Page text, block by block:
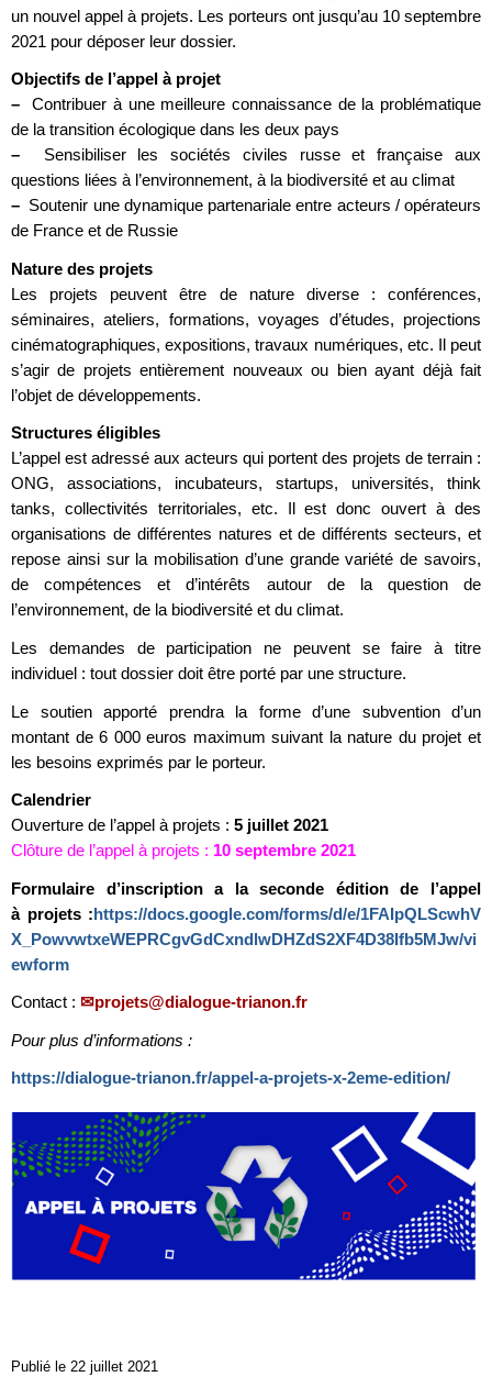
un nouvel appel à projets. Les porteurs ont jusqu’au 10 septembre
2021 pour déposer leur dossier.
Objectifs de l’appel à projet
– Contribuer à une meilleure connaissance de la problématique
de la transition écologique dans les deux pays
– Sensibiliser les sociétés civiles russe et française aux
questions liées à l’environnement, à la biodiversité et au climat
– Soutenir une dynamique partenariale entre acteurs / opérateurs
de France et de Russie
Nature des projets
Les projets peuvent être de nature diverse : conférences,
séminaires, ateliers, formations, voyages d’études, projections
cinématographiques, expositions, travaux numériques, etc. Il peut
s’agir de projets entièrement nouveaux ou bien ayant déjà fait
l’objet de développements.
Structures éligibles
L’appel est adressé aux acteurs qui portent des projets de terrain :
ONG, associations, incubateurs, startups, universités, think
tanks, collectivités territoriales, etc. Il est donc ouvert à des
organisations de différentes natures et de différents secteurs, et
repose ainsi sur la mobilisation d’une grande variété de savoirs,
de compétences et d’intérêts autour de la question de
l’environnement, de la biodiversité et du climat.
Les demandes de participation ne peuvent se faire à titre
individuel : tout dossier doit être porté par une structure.
Le soutien apporté prendra la forme d’une subvention d’un
montant de 6 000 euros maximum suivant la nature du projet et
les besoins exprimés par le porteur.
Calendrier
Ouverture de l’appel à projets : 5 juillet 2021
Clôture de l’appel à projets : 10 septembre 2021
Formulaire d’inscription a la seconde édition de l’appel
à projets :https://docs.google.com/forms/d/e/1FAIpQLScwhV
X_PowvwtxeWEPRCgvGdCxndlwDHZdS2XF4D38Ifb5MJw/vi
ewform
Contact : projets@dialogue-trianon.fr
Pour plus d’informations :
https://dialogue-trianon.fr/appel-a-projets-x-2eme-edition/
Publié le 22 juillet 2021